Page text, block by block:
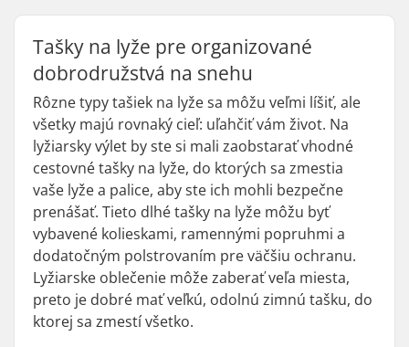
Tašky na lyže pre organizované
dobrodružstvá na snehu
Rôzne typy tašiek na lyže sa môžu veľmi líšiť, ale
všetky majú rovnaký cieľ: uľahčiť vám život. Na
lyžiarsky výlet by ste si mali zaobstarať vhodné
cestovné tašky na lyže, do ktorých sa zmestia
vaše lyže a palice, aby ste ich mohli bezpečne
prenášať. Tieto dlhé tašky na lyže môžu byť
vybavené kolieskami, ramennými popruhmi a
dodatočným polstrovaním pre väčšiu ochranu.
Lyžiarske oblečenie môže zaberať veľa miesta,
preto je dobré mať veľkú, odolnú zimnú tašku, do
ktorej sa zmestí všetko.